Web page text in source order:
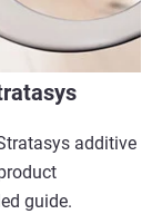
additive
guide.